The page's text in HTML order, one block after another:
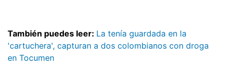
También puedes leer: La tenía guardada en la
'cartuchera', capturan a dos colombianos con droga
en Tocumen